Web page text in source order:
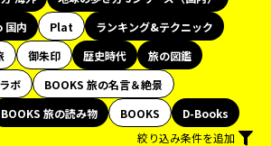
国内 Plat
ランキング&テクニック
御朱印 歴史時代
旅の図鑑
ボ
BOOKS 旅の名言＆絶景
BOOKS 旅の読み物 BOOKS
D-Books
絞り込み条件を追加